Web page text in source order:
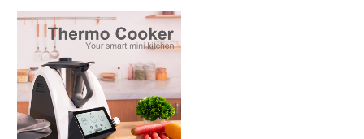
Фруктовый напиток,
грудное молоко,
автомобильный мини-
холодильник